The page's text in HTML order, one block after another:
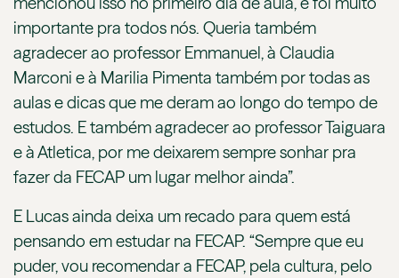
importante pra todos nós. Queria também
agradecer ao professor Emmanuel, à Claudia
Marconi e à Marilia Pimenta também por todas as
aulas e dicas que me deram ao longo do tempo de
estudos. E também agradecer ao professor Taiguara
e à Atletica, por me deixarem sempre sonhar pra
fazer da FECAP um lugar melhor ainda”.
E Lucas ainda deixa um recado para quem está
pensando em estudar na FECAP. “Sempre que eu
puder, vou recomendar a FECAP, pela cultura, pelo